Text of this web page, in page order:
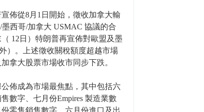
佈從8月1日開始，徵收加拿大輸
西哥/加拿大 USMAC 協議的合
12日）特朗普再宣佈對歐盟及墨
）。上述徵收關稅額度超越市場
拿大股票市場收市同步下跌。
佈成為市場最焦點，其中包括六
數字、七月份Empires 製造業數
零售銷售數字、六月份進口及出